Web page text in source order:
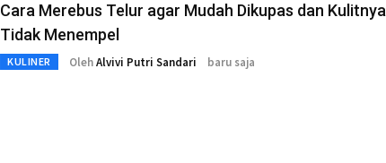
Cara Merebus Telur agar Mudah Dikupas dan Kulitnya
Tidak Menempel
KULINER OlehAlvivi Putri Sandari baru saja